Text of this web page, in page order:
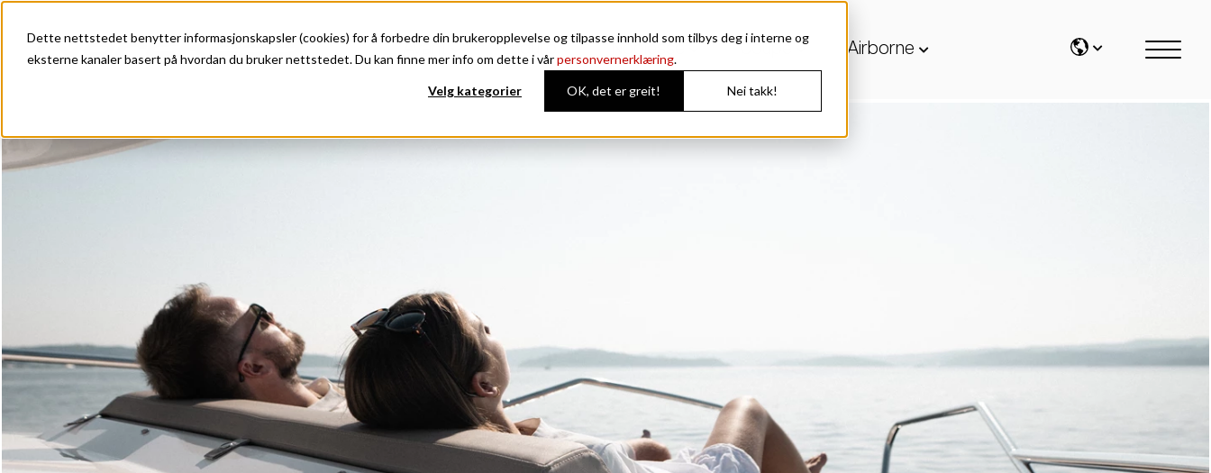
Dette nettstedet benytter informasjonskapsler (cookies) for å forbedre din brukeropplevelse og tilpasse innhold som tilbys deg i interne og
eksterne kanaler basert på hvordan du bruker nettstedet. Du kan finne mer info om dette i vårpersonvernerklæring.
Velg kategorier OK, det er greit! Nei takk!
Enduro Coupe Airborne